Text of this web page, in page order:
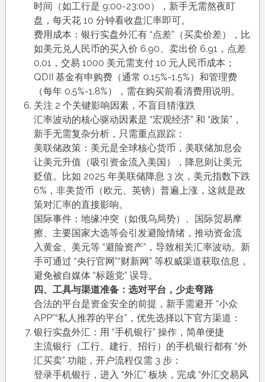
时间（如工行是 9:00-23:00），新手无需熬夜盯
盘，每天花 10 分钟看收盘汇率即可。​
费用成本：银行实盘外汇有 “点差”（买卖价差），比
如美元兑人民币的买入价 6.90、卖出价 6.91，点差
0.01，交易 1000 美元需支付 10 元人民币成本；
QDII 基金有申购费（通常 0.15%-1.5%）和管理费
（每年 0.5%-1.8%），需在购买前看清费用说明。​
关注 2 个关键影响因素，不盲目猜涨跌​
汇率波动的核心驱动因素是 “宏观经济” 和 “政策”，
新手无需复杂分析，只需重点跟踪：​
美联储政策：美元是全球核心货币，美联储加息会
让美元升值（吸引资金流入美国），降息则让美元
贬值。比如 2025 年美联储降息 3 次，美元指数下跌
6%，非美货币（欧元、英镑）普遍上涨，这就是政
策对汇率的直接影响。​
国际事件：地缘冲突（如俄乌局势）、国际贸易摩
擦、主要国家大选等会引发避险情绪，推动资金流
入黄金、美元等 “避险资产”，导致相关汇率波动。新
手可通过 “央行官网”“财新网” 等权威渠道获取信息，
避免被自媒体 “标题党” 误导。​
四、工具与渠道准备：选对平台，少走弯路​
合法的平台是资金安全的前提，新手需避开 “小众
APP”“私人推荐的平台”，优先选择以下官方渠道：​
银行实盘外汇：用 “手机银行” 操作，简单便捷​
主流银行（工行、建行、招行）的手机银行都有 “外
汇买卖” 功能，开户流程仅需 3 步：​
登录手机银行，进入 “外汇” 板块，完成 “外汇交易风